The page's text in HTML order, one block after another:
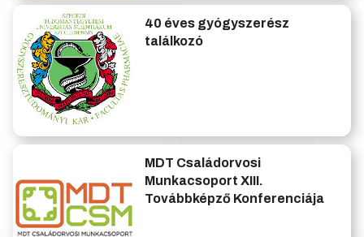
40 éves gyógyszerész
találkozó
MDT Családorvosi
Munkacsoport XIII.
Továbbképző Konferenciája